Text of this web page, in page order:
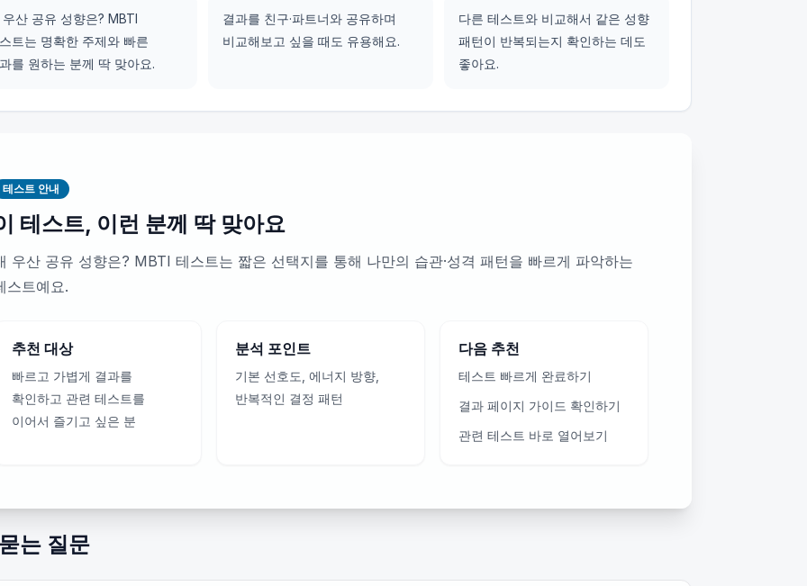
산 공유 성향은? MBTI
트는 명확한 주제와 빠른
를 원하는 분께 딱 맞아요.
결과를 친구·파트너와 공유하며
비교해보고 싶을 때도 유용해요.
다른 테스트와 비교해서 같은 성향
패턴이 반복되는지 확인하는 데도
좋아요.
테스트 안내
테스트, 이런 분께 딱 맞아요
우산 공유 성향은? MBTI 테스트는 짧은 선택지를 통해 나만의 습관·성격 패턴을 빠르게 파악하는
스트예요.
추천 대상
빠르고 가볍게 결과를
확인하고 관련 테스트를
이어서 즐기고 싶은 분
분석 포인트
기본 선호도, 에너지 방향,
반복적인 결정 패턴
다음 추천
테스트 빠르게 완료하기
결과 페이지 가이드 확인하기
관련 테스트 바로 열어보기
는 질문